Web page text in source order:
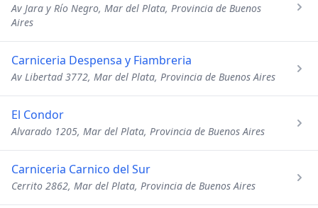
Av Jara y Río Negro, Mar del Plata, Provincia de Buenos
Aires
Carniceria Despensa y Fiambreria
Av Libertad 3772, Mar del Plata, Provincia de Buenos Aires
El Condor
Alvarado 1205, Mar del Plata, Provincia de Buenos Aires
Carniceria Carnico del Sur
Cerrito 2862, Mar del Plata, Provincia de Buenos Aires